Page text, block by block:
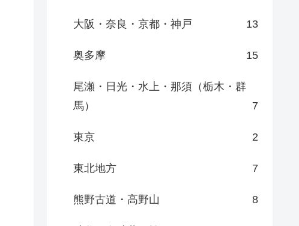
大阪・奈良・京都・神戸 13
奥多摩 15
尾瀬・日光・水上・那須（栃木・群
馬）
7
東京 2
東北地方 7
熊野古道・高野山 8